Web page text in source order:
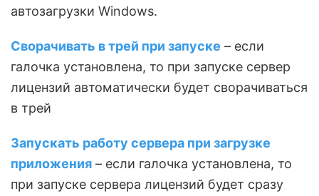
автозагрузки Windows.
Сворачивать в трей при запуске – если
галочка установлена, то при запуске сервер
лицензий автоматически будет сворачиваться
в трей
Запускать работу сервера при загрузке
приложения – если галочка установлена, то
при запуске сервера лицензий будет сразу